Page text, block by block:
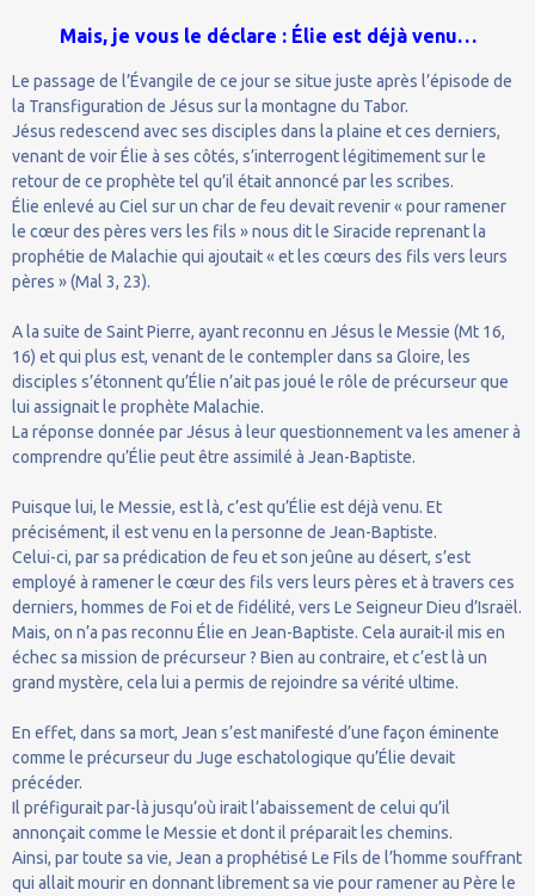
Mais, je vous le déclare : Élie est déjà venu…
Le passage de l’Évangile de ce jour se situe juste après l’épisode de
la Transfiguration de Jésus sur la montagne du Tabor.
Jésus redescend avec ses disciples dans la plaine et ces derniers,
venant de voir Élie à ses côtés, s’interrogent légitimement sur le
retour de ce prophète tel qu’il était annoncé par les scribes.
Élie enlevé au Ciel sur un char de feu devait revenir « pour ramener
le cœur des pères vers les fils » nous dit le Siracide reprenant la
prophétie de Malachie qui ajoutait « et les cœurs des fils vers leurs
pères » (Mal 3, 23).
A la suite de Saint Pierre, ayant reconnu en Jésus le Messie (Mt 16,
16) et qui plus est, venant de le contempler dans sa Gloire, les
disciples s’étonnent qu’Élie n’ait pas joué le rôle de précurseur que
lui assignait le prophète Malachie.
La réponse donnée par Jésus à leur questionnement va les amener à
comprendre qu’Élie peut être assimilé à Jean-Baptiste.
Puisque lui, le Messie, est là, c’est qu’Élie est déjà venu. Et
précisément, il est venu en la personne de Jean-Baptiste.
Celui-ci, par sa prédication de feu et son jeûne au désert, s’est
employé à ramener le cœur des fils vers leurs pères et à travers ces
derniers, hommes de Foi et de fidélité, vers Le Seigneur Dieu d’Israël.
Mais, on n’a pas reconnu Élie en Jean-Baptiste. Cela aurait-il mis en
échec sa mission de précurseur ? Bien au contraire, et c’est là un
grand mystère, cela lui a permis de rejoindre sa vérité ultime.
En effet, dans sa mort, Jean s’est manifesté d’une façon éminente
comme le précurseur du Juge eschatologique qu’Élie devait
précéder.
Il préfigurait par-là jusqu’où irait l’abaissement de celui qu’il
annonçait comme le Messie et dont il préparait les chemins.
Ainsi, par toute sa vie, Jean a prophétisé Le Fils de l’homme souffrant
qui allait mourir en donnant librement sa vie pour ramener au Père le